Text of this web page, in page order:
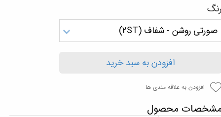
صورتی روشن - شفاف (2ST)
افزودن به سبد خرید
افزودن به علاقه مندی ها
محصول